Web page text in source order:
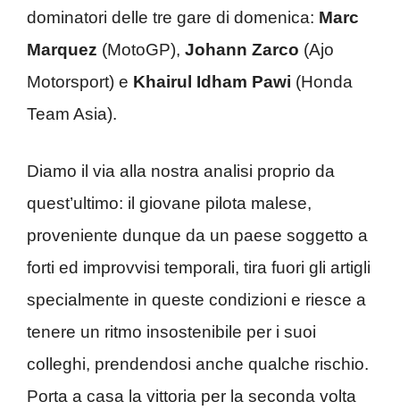
dominatori delle tre gare di domenica: Marc
Marquez (MotoGP), Johann Zarco (Ajo
Motorsport) e Khairul Idham Pawi (Honda
Team Asia).
Diamo il via alla nostra analisi proprio da
quest’ultimo: il giovane pilota malese,
proveniente dunque da un paese soggetto a
forti ed improvvisi temporali, tira fuori gli artigli
specialmente in queste condizioni e riesce a
tenere un ritmo insostenibile per i suoi
colleghi, prendendosi anche qualche rischio.
Porta a casa la vittoria per la seconda volta